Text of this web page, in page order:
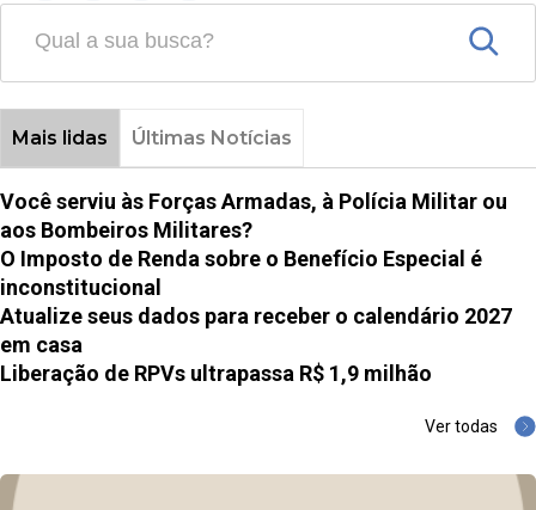
Mais lidas Últimas Notícias
Você serviu às Forças Armadas, à Polícia Militar ou
aos Bombeiros Militares?
O Imposto de Renda sobre o Benefício Especial é
inconstitucional
Atualize seus dados para receber o calendário 2027
em casa
Liberação de RPVs ultrapassa R$ 1,9 milhão
Ver todas